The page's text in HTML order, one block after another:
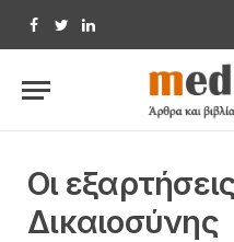
Facebook
TwitterLinkedIn
Οι
Δικαιοσύνης